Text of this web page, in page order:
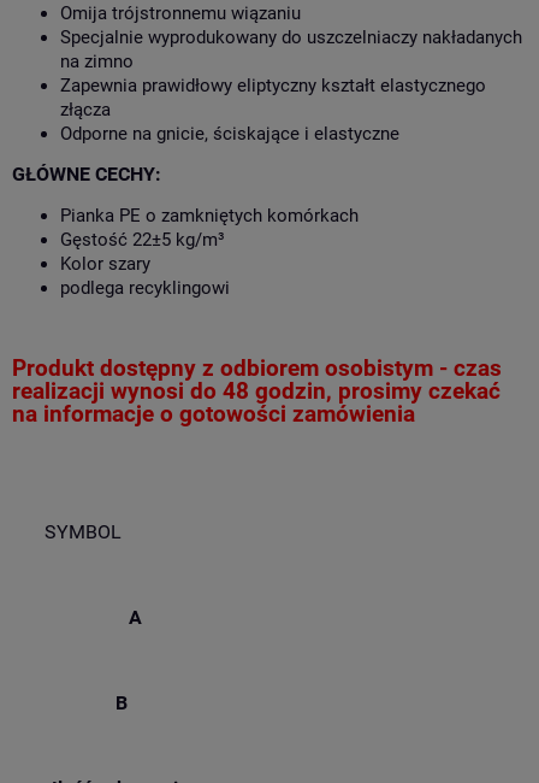
Omija trójstronnemu wiązaniu
Specjalnie wyprodukowany do uszczelniaczy nakładanych
na zimno
Zapewnia prawidłowy eliptyczny kształt elastycznego
złącza
Odporne na gnicie, ściskające i elastyczne
GŁÓWNE CECHY:
Pianka PE o zamkniętych komórkach
Gęstość 22±5 kg/m³
Kolor szary
podlega recyklingowi
Produkt dostępny z odbiorem osobistym - czas
realizacji wynosi do 48 godzin, prosimy czekać
na informacje o gotowości zamówienia
SYMBOL
A
B